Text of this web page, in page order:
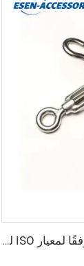
مركب التوتر عالي الجودة القياسية وفقًا لمعيار ISO للحاويات